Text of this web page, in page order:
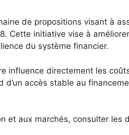
de propositions visant à
Cette initiative vise à
du système financier.
influence directement les
d’un accès stable au
et aux marchés, consulter les